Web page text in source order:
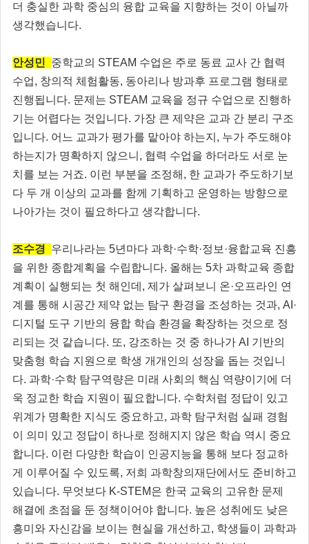
더 충실한 과학 중심의 융합 교육을 지향하는 것이 아닐까
생각했습니다.
안성민 중학교의 STEAM 수업은 주로 동료 교사 간 협력
수업, 창의적 체험활동, 동아리나 방과후 프로그램 형태로
진행됩니다. 문제는 STEAM 교육을 정규 수업으로 진행하
기는 어렵다는 것입니다. 가장 큰 제약은 교과 간 분리 구조
입니다. 어느 교과가 평가를 맡아야 하는지, 누가 주도해야
하는지가 명확하지 않으니, 협력 수업을 하더라도 서로 눈
치를 보는 거죠. 이런 부분을 조정해, 한 교과가 주도하기보
다 두 개 이상의 교과를 함께 기획하고 운영하는 방향으로
나아가는 것이 필요하다고 생각합니다.
조수경 우리나라는 5년마다 과학·수학·정보·융합교육 진흥
을 위한 종합계획을 수립합니다. 올해는 5차 과학교육 종합
계획이 실행되는 첫 해인데, 제가 살펴보니 온·오프라인 연
계를 통해 시공간 제약 없는 탐구 환경을 조성하는 것과, AI·
디지털 도구 기반의 융합 학습 환경을 확장하는 것으로 정
리되는 것 같습니다. 또, 강조하는 것 중 하나가 AI 기반의
맞춤형 학습 지원으로 학생 개개인의 성장을 돕는 것입니
다. 과학·수학 탐구역량은 미래 사회의 핵심 역량이기에 더
욱 정교한 학습 지원이 필요합니다. 수학처럼 정답이 있고
위계가 명확한 지식도 중요하고, 과학 탐구처럼 실패 경험
이 의미 있고 정답이 하나로 정해지지 않은 학습 역시 중요
합니다. 이런 다양한 학습이 인공지능을 통해 보다 정교하
게 이루어질 수 있도록, 저희 과학창의재단에서도 준비하고
있습니다. 무엇보다 K-STEM은 한국 교육의 고유한 문제
해결에 초점을 둔 정책이어야 합니다. 높은 성취에도 낮은
흥미와 자신감을 보이는 현실을 개선하고, 학생들이 과학과